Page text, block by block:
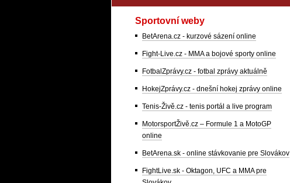
Sportovní weby
BetArena.cz - kurzové sázení online
Fight-Live.cz - MMA a bojové sporty online
FotbalZprávy.cz - fotbal zprávy aktuálně
HokejZprávy.cz - dnešní hokej zprávy online
Tenis-Živě.cz - tenis portál a live program
MotorsportŽivě.cz – Formule 1 a MotoGP
online
BetArena.sk - online stávkovanie pre Slovákov
FightLive.sk - Oktagon, UFC a MMA pre